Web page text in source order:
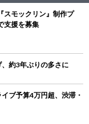
スモックリン』制作プ
支援を募集
約3年ぶりの多さに
ブ予算4万円超、渋滞・